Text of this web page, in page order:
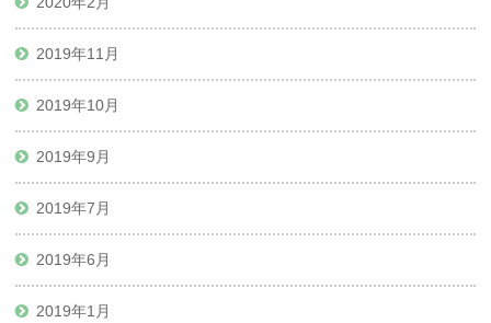
2019年11月
2019年10月
2019年9月
2019年7月
2019年6月
2019年1月